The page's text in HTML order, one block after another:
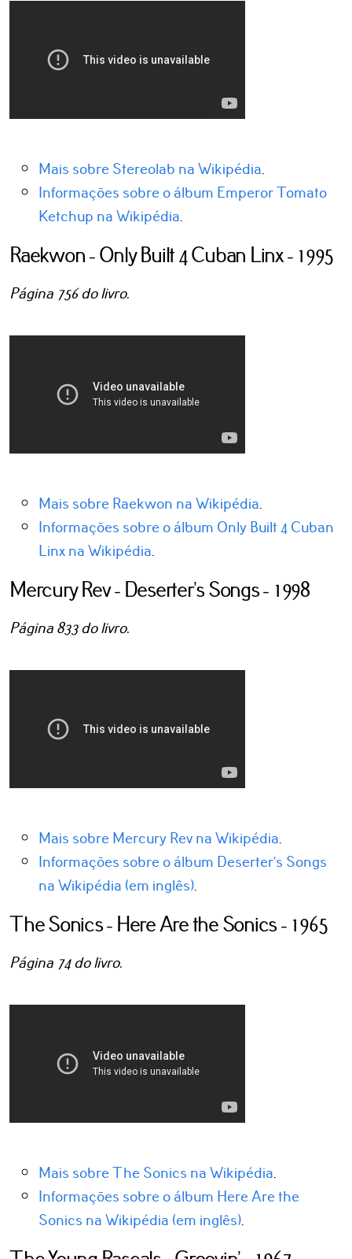
Mais sobre Stereolab na Wikipédia
Informações sobre o álbum Emperor Tomato
Ketchup na Wikipédia
Raekwon - Only Built 4 Cuban Linx - 1995
Página 756 do livro.
Mais sobre Raekwon na Wikipédia
Informações sobre o álbum Only Built 4 Cuban
Linx na Wikipédia
Mercury Rev - Deserter’s Songs - 1998
Página 833 do livro.
Mais sobre Mercury Rev na Wikipédia
Informações sobre o álbum Deserter’s Songs
na Wikipédia (em inglês)
The Sonics - Here Are the Sonics - 1965
Página 74 do livro.
Mais sobre The Sonics na Wikipédia
Informações sobre o álbum Here Are the
Sonics na Wikipédia (em inglês)